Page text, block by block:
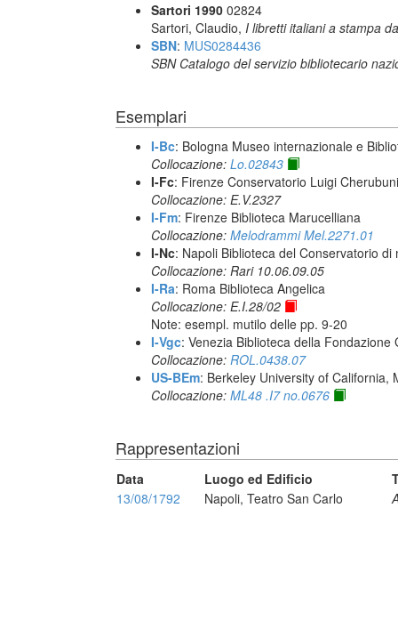
Sartori 1990 02824
Sartori, Claudio, I libretti italiani a stampa
SBN: MUS0284436
SBN Catalogo del servizio bibliotecario
Esemplari
I-Bc: Bologna Museo internazionale e
Collocazione: Lo.02843
I-Fc: Firenze Conservatorio Luigi Cherubuni
Collocazione: E.V.2327
I-Fm: Firenze Biblioteca Marucelliana
Collocazione: Melodrammi Mel.2271.01
I-Nc: Napoli Biblioteca del Conservatorio
Collocazione: Rari 10.06.09.05
I-Ra: Roma Biblioteca Angelica
Collocazione: E.I.28/02
Note: esempl. mutilo delle pp. 9-20
I-Vgc: Venezia Biblioteca della Fondazione
Collocazione: ROL.0438.07
US-BEm: Berkeley University of California,
Collocazione: ML48 .I7 no.0676
Rappresentazioni
Data Luogo ed Edificio
13/08/1792
Napoli, Teatro San Carlo